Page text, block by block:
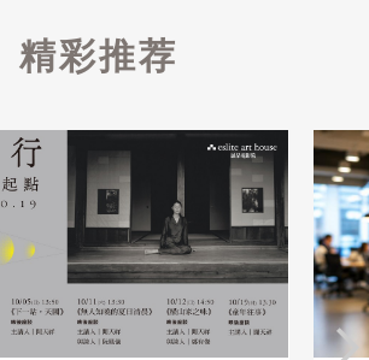
精彩推荐